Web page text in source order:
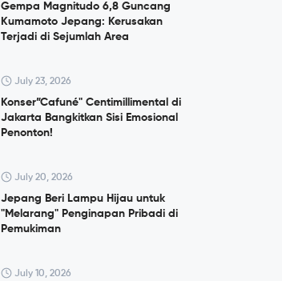
Gempa Magnitudo 6,8 Guncang
Kumamoto Jepang: Kerusakan
Terjadi di Sejumlah Area
July 23, 2026
Konser”Cafuné" Centimillimental di
Jakarta Bangkitkan Sisi Emosional
Penonton!
July 20, 2026
Jepang Beri Lampu Hijau untuk
"Melarang" Penginapan Pribadi di
Pemukiman
July 10, 2026